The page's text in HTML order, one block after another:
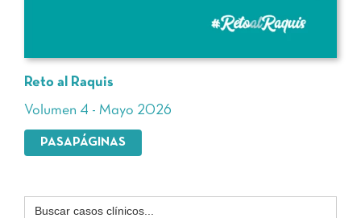
Reto al Raquis
Volumen 4 - Mayo 2026
PASAPÁGINAS
Buscar: